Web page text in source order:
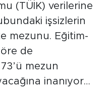
(TÜİK) verilerine
işsizlerin
mezunu. Eğitim-
de
mezun
inanıyor…